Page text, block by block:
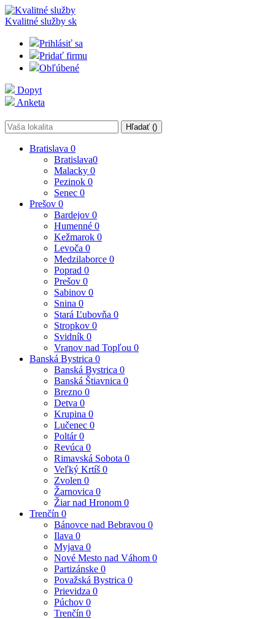
Kvalitné služby sk
Prihlásiť sa
Pridať firmu
Obľúbené
Dopyt
Anketa
Hľadať ()
Bratislava 0
Bratislava0
Malacky 0
Pezinok 0
Senec 0
Prešov 0
Bardejov 0
Humenné 0
Kežmarok 0
Levoča 0
Medzilaborce 0
Poprad 0
Prešov 0
Sabinov 0
Snina 0
Stará Ľubovňa 0
Stropkov 0
Svidník 0
Vranov nad Topľou 0
Banská Bystrica 0
Banská Bystrica 0
Banská Štiavnica 0
Brezno 0
Detva 0
Krupina 0
Lučenec 0
Poltár0
Revúca 0
Rimavská Sobota 0
Veľký Krtíš 0
Zvolen 0
Žarnovica 0
Žiar nad Hronom 0
Trenčín 0
Bánovce nad Bebravou 0
Ilava 0
Myjava 0
Nové Mesto nad Váhom 0
Partizánske 0
Považská Bystrica 0
Prievidza 0
Púchov 0
Trenčín 0